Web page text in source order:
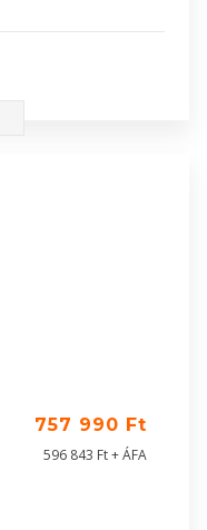
757 990 Ft
596 843 Ft + ÁFA